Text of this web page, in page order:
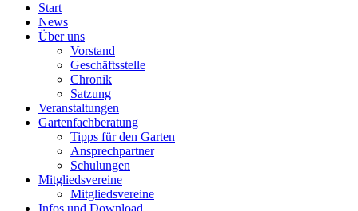
Start
News
Über uns
Vorstand
Geschäftsstelle
Chronik
Satzung
Veranstaltungen
Gartenfachberatung
Tipps für den Garten
Ansprechpartner
Schulungen
Mitgliedsvereine
Mitgliedsvereine
Infos und Download